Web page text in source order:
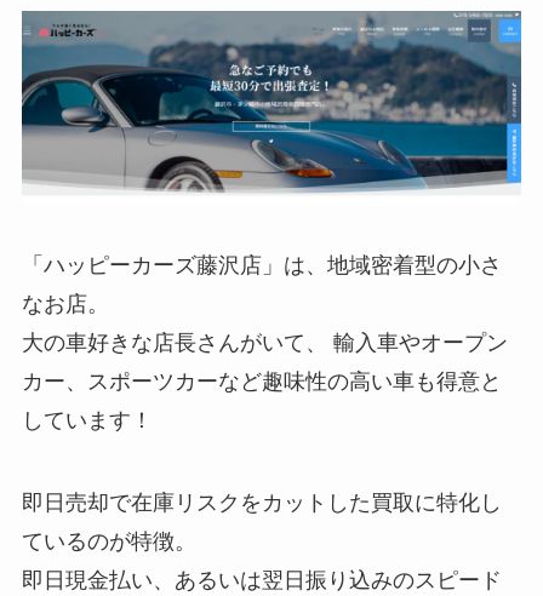
「ハッピーカーズ藤沢店」は、地域密着型の小さ
なお店。
大の車好きな店長さんがいて、 輸入車やオープン
カー、スポーツカーなど趣味性の高い車も得意と
しています！
即日売却で在庫リスクをカットした買取に特化し
ているのが特徴。
即日現金払い、あるいは翌日振り込みのスピード